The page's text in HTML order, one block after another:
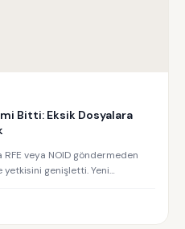
Bitti: Eksik Dosyalara
veya NOID göndermeden
genişletti. Yeni